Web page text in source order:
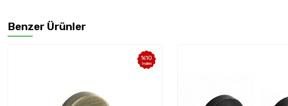
Benzer Ürünler
%35
İndirim